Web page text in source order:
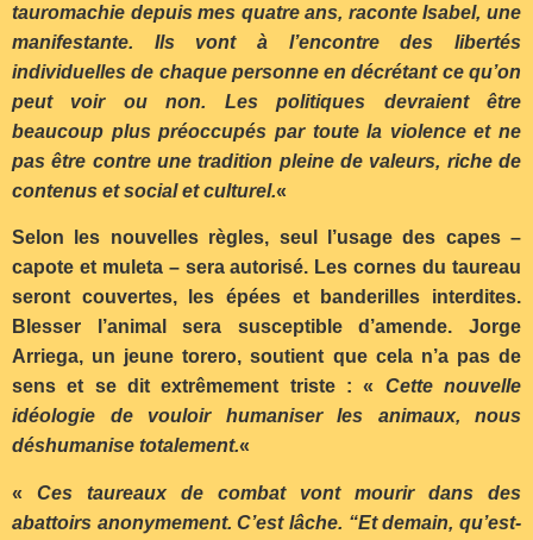
tauromachie depuis mes quatre ans, raconte Isabel, une
manifestante. Ils vont à l’encontre des libertés
individuelles de chaque personne en décrétant ce qu’on
peut voir ou non. Les politiques devraient être
beaucoup plus préoccupés par toute la violence et ne
pas être contre une tradition pleine de valeurs, riche de
contenus et social et culturel.«
Selon les nouvelles règles, seul l’usage des capes –
capote et muleta – sera autorisé. Les cornes du taureau
seront couvertes, les épées et banderilles interdites.
Blesser l’animal sera susceptible d’amende. Jorge
Arriega, un jeune torero, soutient que cela n’a pas de
sens et se dit extrêmement triste : « Cette nouvelle
idéologie de vouloir humaniser les animaux, nous
déshumanise totalement.«
« Ces taureaux de combat vont mourir dans des
abattoirs anonymement. C’est lâche. “Et demain, qu’est-